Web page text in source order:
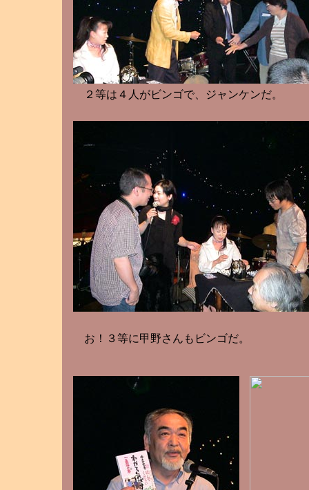
２等は４人がビンゴで、ジャンケンだ。
お！３等に甲野さんもビンゴだ。